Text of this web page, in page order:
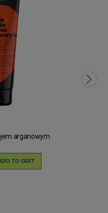
arganowym
TO CART